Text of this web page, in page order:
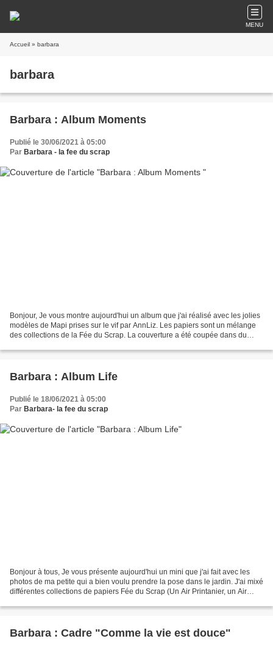
MENU
Accueil » barbara
barbara
Barbara : Album Moments
Publié le 30/06/2021 à 05:00
Par Barbara - la fee du scrap
Bonjour, Je vous montre aujourd'hui un album que j'ai réalisé avec les jolies
modèles de Mapi prises sur le vif par AnnLiz. Les papiers sont un mélange
des collections de la Fée du Scrap. La couverture a été coupée dans du
Barbara : Album Life
Publié le 18/06/2021 à 05:00
Par Barbara- la fee du scrap
Bonjour à tous, Je vous présente aujourd'hui un mini que j'ai fait avec les
photos de ma petite qui a bien voulu prendre la pose dans le jardin. J'ai mixé
différentes collections de papiers Fée du Scrap (Un Air Printanier, un Air
Barbara : Cadre "Comme la vie est douce"